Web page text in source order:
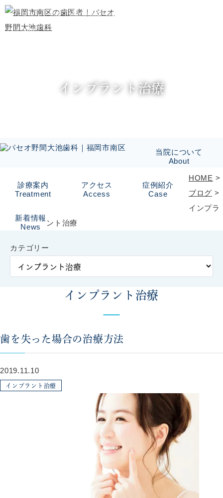
インプラント治療｜福岡市南区の歯医者なら『パセオ野間大池歯科』
へ｜page2
インプラント治療
当院について
About
診療案内
Treatment
アクセス
Access
症例紹介
Case
新着情報
News
HOME >
ブログ >
インプラ
ント治療
カテゴリー
インプラント治療
歯を失った場合の治療方法
2019.11.10
インプラント治療